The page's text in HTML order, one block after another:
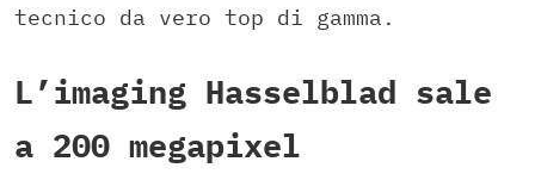
tecnico da vero top di gamma.
L’imaging Hasselblad sale
a 200 megapixel